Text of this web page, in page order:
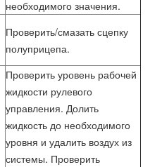
необходимого значения.
Проверить/смазать сцепку
полуприцепа.
Проверить уровень рабочей
жидкости рулевого
управления. Долить
жидкость до необходимого
уровня и удалить воздух из
системы. Проверить